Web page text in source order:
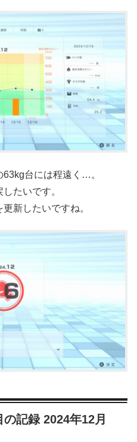
台には程遠く…。
たいです。
新したいですね。
記録 2024年12月